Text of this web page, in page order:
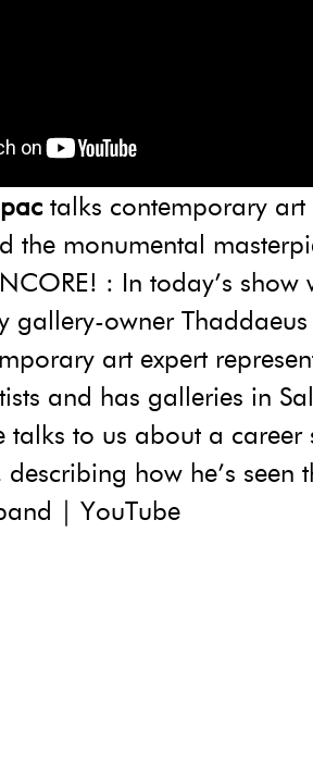
talks contemporary
the monumental
: In today’s show
gallery-owner Thaddaeus
art expert
and has galleries in
talks to us about a career
how he’s seen
| YouTube